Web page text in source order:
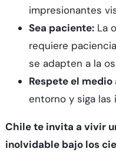
impresionantes
Sea paciente:La
requiere
se adapten a la
Respete el
entorno y siga las
Chile te invita a vivir
inolvidable bajo los